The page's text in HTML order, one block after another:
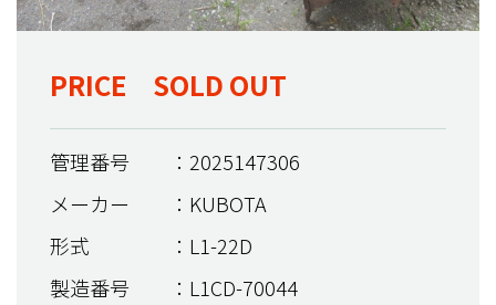
PRICE SOLD OUT
管理番号
：2025147306
メーカー
：KUBOTA
形式
：L1-22D
製造番号
：L1CD-70044